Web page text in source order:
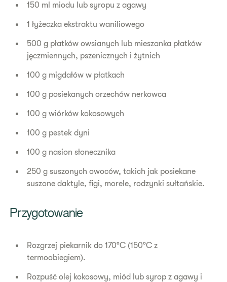
150 ml miodu lub syropu z agawy
1 łyżeczka ekstraktu waniliowego
500 g płatków owsianych lub mieszanka płatków
jęczmiennych, pszenicznych i żytnich
100 g migdałów w płatkach
100 g posiekanych orzechów nerkowca
100 g wiórków kokosowych
100 g pestek dyni
100 g nasion słonecznika
250 g suszonych owoców, takich jak posiekane
suszone daktyle, figi, morele, rodzynki sułtańskie.
Przygotowanie
Rozgrzej piekarnik do 170°C (150°C z
termoobiegiem).
Rozpuść olej kokosowy, miód lub syrop z agawy i